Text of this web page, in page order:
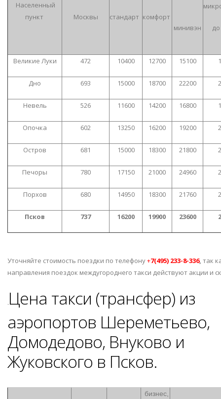
Населенный
пункт
Москвы стандарт комфорт
минивэн
Великие Луки 472 10400 12700 15100
Дно 693 15000 18700 22200
Невель 526 11600 14200 16800
Опочка 602 13250 16200 19200
Остров 681 15000 18300 21800
Печоры 780 17150 21000 24960
Порхов 680 14950 18300 21760
Псков 737 16200 19900 23600
Уточняйте стоимость поездки по телефону+7(495) 233-8-336, так
направления поездок междугороднего такси действуют акции и
.Цена такси (трансфер) из
аэропортов Шереметьево,
Домодедово, Внуково и
Жуковского в Псков.
бизнес,